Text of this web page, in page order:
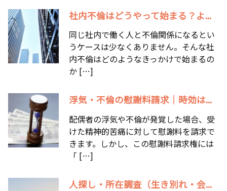
社内不倫はどうやって始まる？よ...
同じ社内で働く人と不倫関係になるとい
うケースは少なくありません。そんな社
内不倫はどのようなきっかけで始まるの
か […]
浮気・不倫の慰謝料請求｜時効は...
配偶者の浮気や不倫が発覚した場合、受
けた精神的苦痛に対して慰謝料を請求で
きます。しかし、この慰謝料請求権には
「 […]
人探し・所在調査（生き別れ・会...